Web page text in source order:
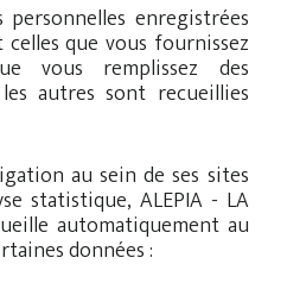
personnelles enregistrées
que vous fournissez
vous remplissez des
autres sont recueillies
au sein de ses sites
statistique, ALEPIA - LA
automatiquement au
données :